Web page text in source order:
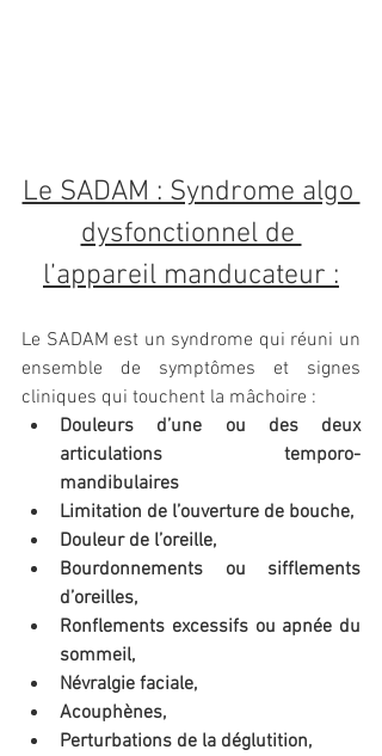
Le SADAM : Syndrome algo
dysfonctionnel de
l’appareil manducateur :
Le SADAM est un syndrome qui réuni un
ensemble de symptômes et signes
cliniques qui touchent la mâchoire :
Douleurs d’une ou des deux
articulations temporo-
mandibulaires
Limitation de l’ouverture de bouche,
Douleur de l’oreille,
Bourdonnements ou sifflements
d’oreilles,
Ronflements excessifs ou apnée du
sommeil,
Névralgie faciale,
Acouphènes,
Perturbations de la déglutition,